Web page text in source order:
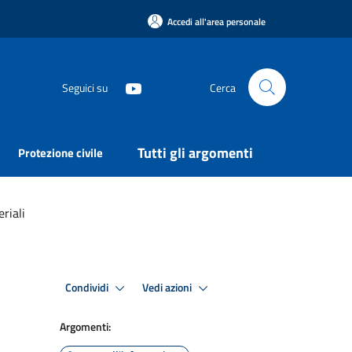
Accedi all'area personale
Seguici su Cerca
Protezione civile Tutti gli argomenti
Condividi Vedi azioni
Argomenti: